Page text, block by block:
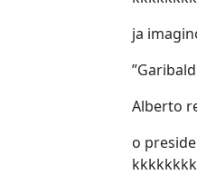
ja
Alberto
o